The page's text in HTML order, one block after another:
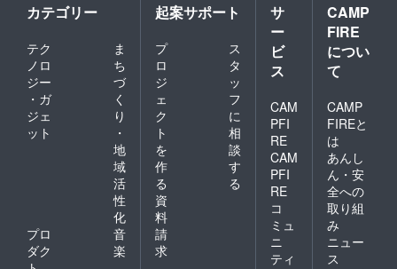
カテゴリー
テク
ノロ
ジー
・ガ
ジェ
ット
ま
ち
づ
く
り
・
地
域
活
性
化
プロ
ダク
音
楽
起案サポート
プ
ロ
ジ
ェ
ク
ト
を
作
る
ス
タ
ッ
フ
に
相
談
す
る
資
料
請
求
サ
ー
ビ
ス
CAM
PFI
RE
CAM
PFI
RE
コ
ミュ
ニ
ティ
CAMP
FIRE
につい
て
CAMP
FIREと
は
あんし
ん・安
全への
取り組
み
ニュー
ス